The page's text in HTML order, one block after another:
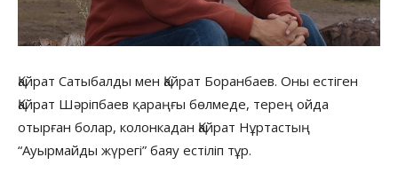
Қайрат Сатыбалды мен Қайрат Боранбаев. Оны естіген
Қайрат Шәріпбаев қараңғы бөлмеде, терең ойда
отырған болар, колонкадан Қайрат Нұртастың
“Ауырмайды жүрегі” баяу естіліп тұр.